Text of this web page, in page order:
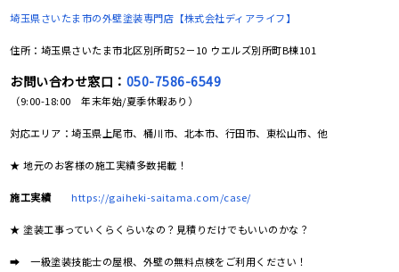
埼玉県さいたま市の外壁塗装専門店【株式会社ディアライフ】
住所：埼玉県さいたま市北区別所町52－10 ウエルズ別所町B棟101
お問い合わせ窓口： 050-7586-6549
（9:00-18:00 年末年始/夏季休暇あり）
対応エリア：埼玉県上尾市、桶川市、北本市、行田市、東松山市、他
★ 地元のお客様の施工実績多数掲載！
施工実績 https://gaiheki-saitama.com/case/
★ 塗装工事っていくらくらいなの？見積りだけでもいいのかな？
➡ 一級塗装技能士の屋根、外壁の無料点検をご利用ください！